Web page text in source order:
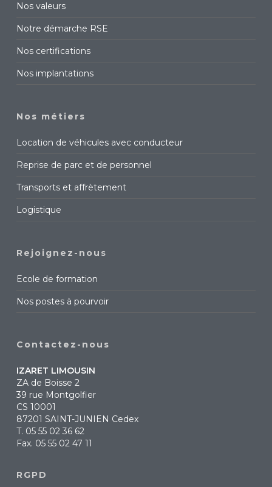
Nos valeurs
Notre démarche RSE
Nos certifications
Nos implantations
Nos métiers
Location de véhicules avec conducteur
Reprise de parc et de personnel
Transports et affrètement
Logistique
Rejoignez-nous
Ecole de formation
Nos postes à pourvoir
Contactez-nous
IZARET LIMOUSIN
ZA de Boisse 2
39 rue Montgolfier
CS 10001
87201 SAINT-JUNIEN Cedex
T. 05 55 02 36 62
Fax. 05 55 02 47 11
RGPD